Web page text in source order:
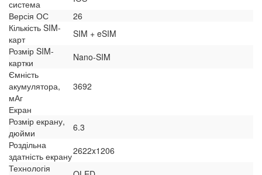
система
Версія ОС
26
Кількість SIM-
карт
SIM + eSIM
Розмір SIM-
картки
Nano-SIM
Ємність
акумулятора,
мАг
3692
Екран
Розмір екрану,
дюйми
6.3
Роздільна
здатність екрану2622x1206
Технологія